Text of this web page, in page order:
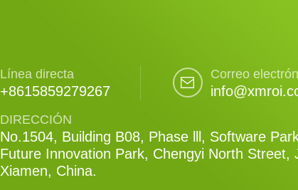
Línea directa
+8615859279267
Correo
DIRECCIÓN
No.1504, Building B08, Phase lll, Software
Future Innovation Park, Chengyi North Street,
Xiamen, China.